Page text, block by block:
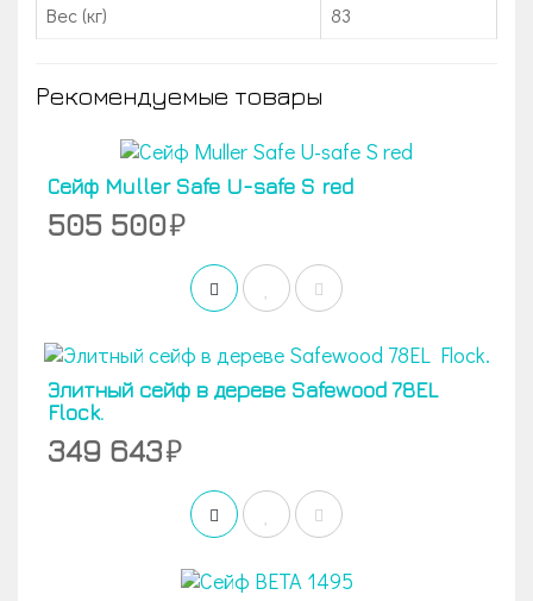
Вес (кг)
83
Рекомендуемые товары
Сейф Muller Safe U-safe S red
505 500
Элитный сейф в дереве Safewood 78EL
Flock.
349 643